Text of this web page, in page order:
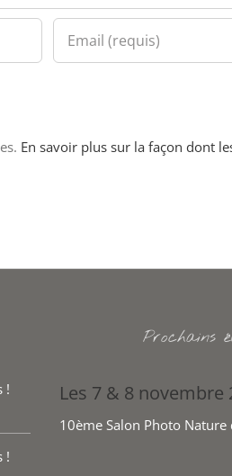
En savoir plus sur la façon dont
!
!
Prochains
Les 7 & 8 novembre
10ème Salon Photo Nature